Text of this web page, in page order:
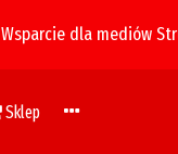
Wsparcie dla mediów
Sklep